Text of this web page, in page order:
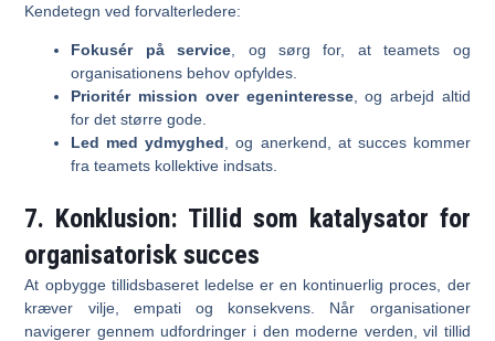
Kendetegn ved forvalterledere:
Fokusér på service , og sørg for, at teamets og
organisationens behov opfyldes.
Prioritér mission over egeninteresse, og arbejd altid
for det større gode.
Led med ydmyghed , og anerkend, at succes kommer
fra teamets kollektive indsats.
7. Konklusion: Tillid som katalysator for
organisatorisk succes
At opbygge tillidsbaseret ledelse er en kontinuerlig proces, der
kræver vilje, empati og konsekvens. Når organisationer
navigerer gennem udfordringer i den moderne verden, vil tillid